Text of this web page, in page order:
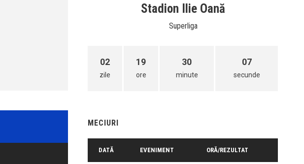
Stadion Ilie Oană
Superliga
02
zile
19
ore
30
minute
07
secunde
MECIURI
DATĂ EVENIMENT ORĂ/REZULTAT